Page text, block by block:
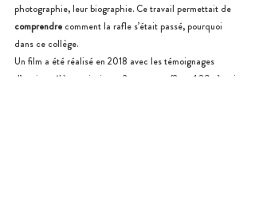
photographie, leur biographie. Ce travail permettait de
comprendre comment la rafle s’était passé, pourquoi
dans ce collège.
Un film a été réalisé en 2018 avec les témoignages
d’anciens élèves, ainsi que 3 panneaux (2m x 1,20m) qui